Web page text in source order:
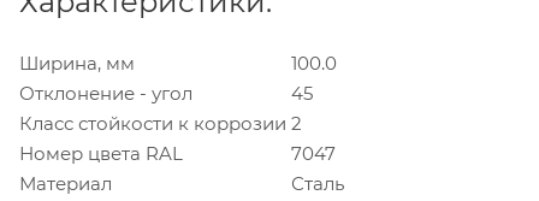
Ширина, мм
100.0
Отклонение - угол
45
Класс стойкости к коррозии 2
Номер цвета RAL
7047
Материал
Сталь